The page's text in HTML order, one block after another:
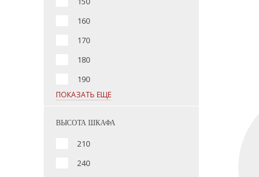
160
170
180
190
ПОКАЗАТЬ ЕЩЕ
ВЫСОТА ШКАФА
210
240